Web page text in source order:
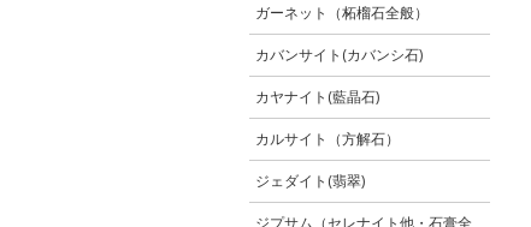
ガーネット（柘榴石全般）
カバンサイト(カバンシ石)
カヤナイト(藍晶石)
カルサイト（方解石）
ジェダイト(翡翠)
ジプサム（セレナイト他・石膏全